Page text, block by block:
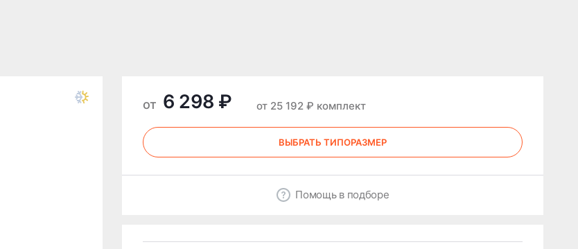
Ошиповка, Перешиповка зимней резины
покрышек
запчастей
от 6 298 ₽ от 25 192 ₽ комплект
ВЫБРАТЬ ТИПОРАЗМЕР
Помощь в подборе